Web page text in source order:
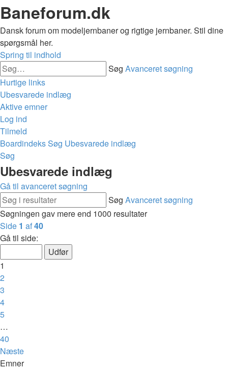
Baneforum.dk
Dansk forum om modeljernbaner og rigtige jernbaner. Stil dine
spørgsmål her.
Spring til indhold
Søg Avanceret søgning
Hurtige links
Ubesvarede indlæg
Aktive emner
Log ind
Tilmeld
BoardindeksSøg Ubesvarede indlæg
Søg
Ubesvarede indlæg
Gå til avanceret søgning
Søg Avanceret søgning
Søgningen gav mere end 1000 resultater
Side 1 af40
Gå til side:
1
2
3
4
5
…
40
Næste
Emner